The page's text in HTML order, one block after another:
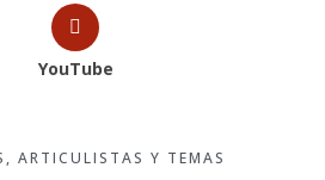
YouTube
ARTICULISTAS Y TEMAS